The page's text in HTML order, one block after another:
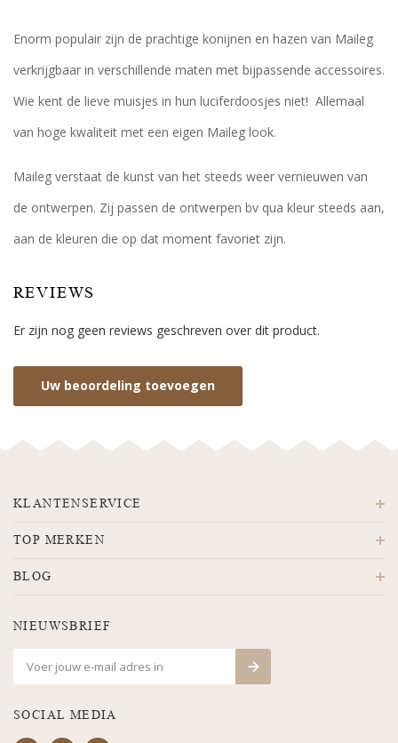
Enorm populair zijn de prachtige konijnen en hazen van Maileg
verkrijgbaar in verschillende maten met bijpassende accessoires.
Wie kent de lieve muisjes in hun luciferdoosjes niet! Allemaal
van hoge kwaliteit met een eigen Maileg look.
Maileg verstaat de kunst van het steeds weer vernieuwen van
de ontwerpen. Zij passen de ontwerpen bv qua kleur steeds aan,
aan de kleuren die op dat moment favoriet zijn.
REVIEWS
Er zijn nog geen reviews geschreven over dit product.
Uw beoordeling toevoegen
KLANTENSERVICE
TOP MERKEN
BLOG
NIEUWSBRIEF
SOCIAL MEDIA